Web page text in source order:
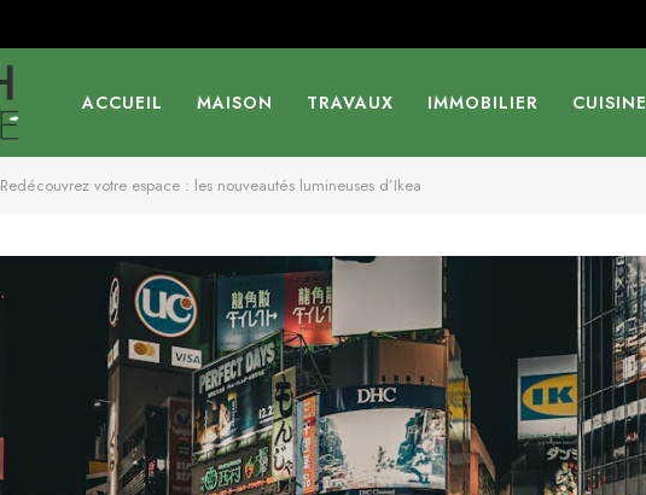
ACCUEIL MAISON TRAVAUX IMMOBILIER CUISINE
Redécouvrez votre espace : les nouveautés lumineuses d’Ikea